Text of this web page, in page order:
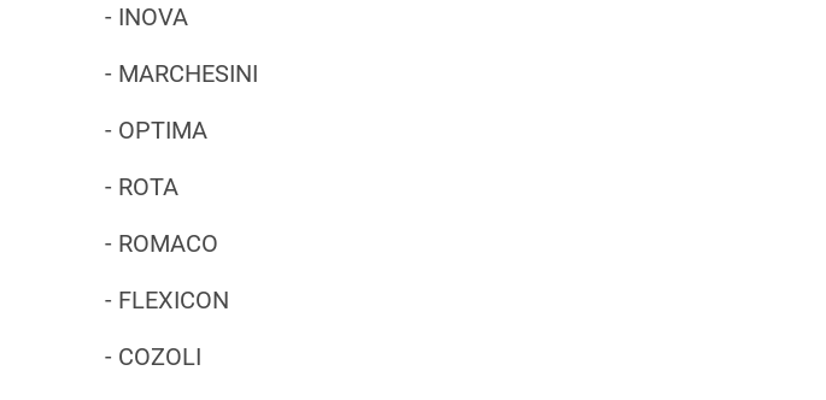
- INOVA
- MARCHESINI
- OPTIMA
- ROTA
- ROMACO
- FLEXICON
- COZOLI